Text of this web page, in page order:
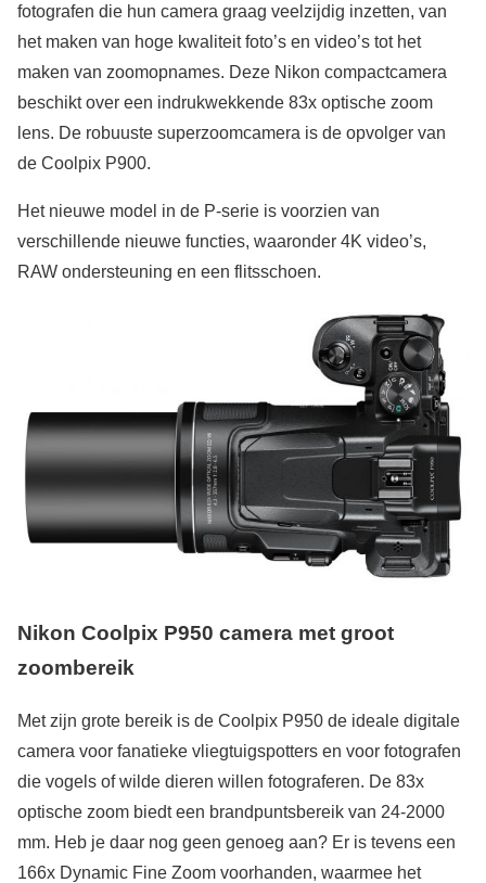
fotografen die hun camera graag veelzijdig inzetten, van
het maken van hoge kwaliteit foto’s en video’s tot het
maken van zoomopnames. Deze Nikon compactcamera
beschikt over een indrukwekkende 83x optische zoom
lens. De robuuste superzoomcamera is de opvolger van
de Coolpix P900.
Het nieuwe model in de P-serie is voorzien van
verschillende nieuwe functies, waaronder 4K video’s,
RAW ondersteuning en een flitsschoen.
Nikon Coolpix P950 camera met groot
zoombereik
Met zijn grote bereik is de Coolpix P950 de ideale digitale
camera voor fanatieke vliegtuigspotters en voor fotografen
die vogels of wilde dieren willen fotograferen. De 83x
optische zoom biedt een brandpuntsbereik van 24-2000
mm. Heb je daar nog geen genoeg aan? Er is tevens een
166x Dynamic Fine Zoom voorhanden, waarmee het